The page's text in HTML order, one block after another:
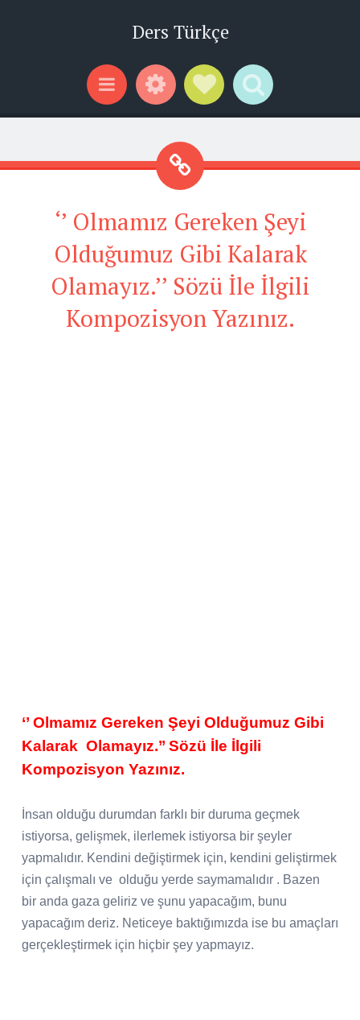
Ders Türkçe
Menu WidgetsSocial Links
Search
‘’ Olmamız Gereken Şeyi
Olduğumuz Gibi Kalarak
Olamayız.’’ Sözü İle İlgili
Kompozisyon Yazınız.
‘’ Olmamız Gereken Şeyi Olduğumuz Gibi
Kalarak Olamayız.’’ Sözü İle İlgili
Kompozisyon Yazınız.
İnsan olduğu durumdan farklı bir duruma geçmek
istiyorsa, gelişmek, ilerlemek istiyorsa bir şeyler
yapmalıdır. Kendini değiştirmek için, kendini geliştirmek
için çalışmalı ve olduğu yerde saymamalıdır . Bazen
bir anda gaza geliriz ve şunu yapacağım, bunu
yapacağım deriz. Neticeye baktığımızda ise bu amaçları
gerçekleştirmek için hiçbir şey yapmayız.